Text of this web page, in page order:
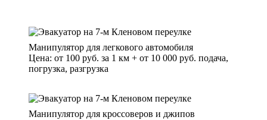
Манипулятор для легкового автомобиля
Цена: от 100 руб. за 1 км + от 10 000 руб. подача,
погрузка, разгрузка
Манипулятор для кроссоверов и джипов